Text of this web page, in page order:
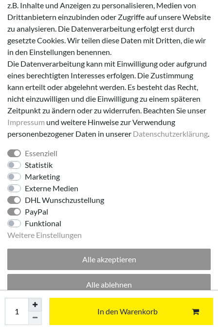
In den Warenkorb
Zahlungsmöglichkeiten
Versanddienstleister
Folge uns!
© 2026 made by Supremo | Alle Rechte vorbehalten.
z.B. Inhalte und Anzeigen zu personalisieren, Medien von
Drittanbietern einzubinden oder Zugriffe auf unsere Website
zu analysieren. Die Datenverarbeitung erfolgt erst durch
gesetzte Cookies. Wir teilen diese Daten mit Dritten, die wir
in den Einstellungen benennen.
Die Datenverarbeitung kann mit Einwilligung oder aufgrund
eines berechtigten Interesses erfolgen. Die Zustimmung
kann erteilt oder abgelehnt werden. Es besteht das Recht,
nicht einzuwilligen und die Einwilligung zu einem späteren
Zeitpunkt zu ändern oder zu widerrufen. Beachten Sie unser
Impressum und weitere Hinweise zur Verwendung
personenbezogener Daten in unserer Daten­schutz­erklärung.
Essenziell
Statistik
Marketing
Externe Medien
DHL Wunschzustellung
PayPal
Funktional
Weitere Einstellungen
Alle akzeptieren
Alle ablehnen
Auswahl akzeptierenExcellent 5